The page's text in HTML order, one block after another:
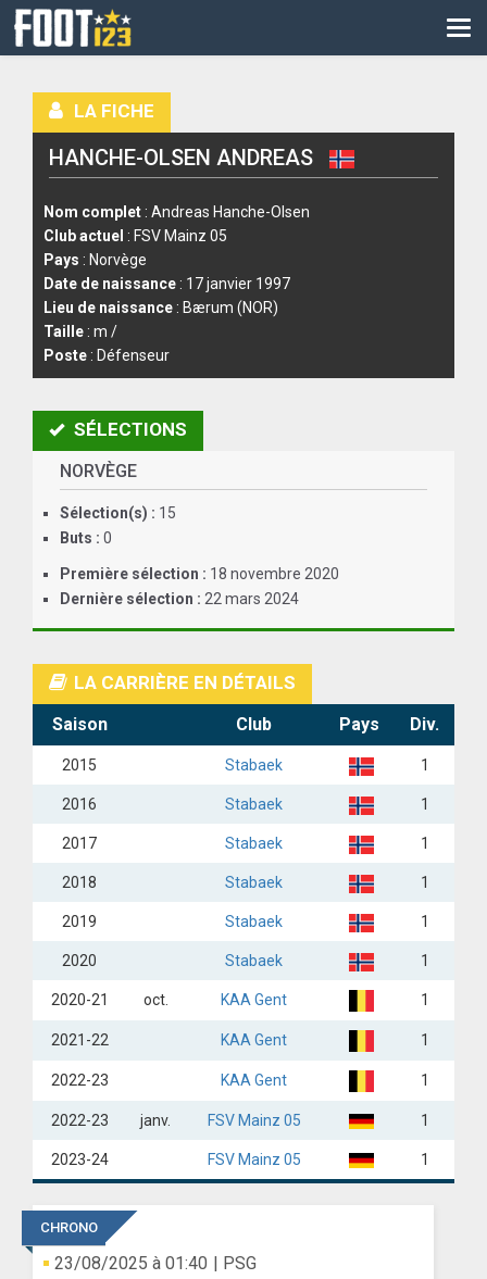
CM
LIGUE DES CHAMPIONS
PALMARÈS
LES DIRECTS
LIGUE 2
COUPE DE FRANCE
COUPE DE LA LIGUE
ANGLETERRE
ESPAGNE
ALLEMAGNE
RECHERCHE
LA FICHE
HANCHE-OLSEN ANDREAS
Nom complet : Andreas Hanche-Olsen
Club actuel : FSV Mainz 05
Pays : Norvège
Date de naissance : 17 janvier 1997
Lieu de naissance : Bærum (NOR)
Taille : m /
Poste : Défenseur
SÉLECTIONS
NORVÈGE
Sélection(s) : 15
Buts : 0
Première sélection : 18 novembre 2020
Dernière sélection : 22 mars 2024
LA CARRIÈRE EN DÉTAILS
Saison Club Pays Div.
2015 Stabaek 1
2016 Stabaek 1
2017 Stabaek 1
2018 Stabaek 1
2019 Stabaek 1
2020 Stabaek 1
2020-21 oct. KAA Gent 1
2021-22 KAA Gent 1
2022-23 KAA Gent 1
2022-23 janv. FSV Mainz 05 1
2023-24 FSV Mainz 05 1
CHRONO
23/08/2025 à 01:40 | PSG